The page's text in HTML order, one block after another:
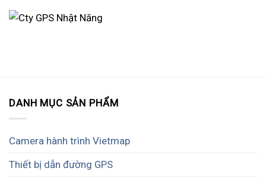
DANH MỤC SẢN PHẨM
Camera hành trình Vietmap
Thiết bị dẫn đường GPS